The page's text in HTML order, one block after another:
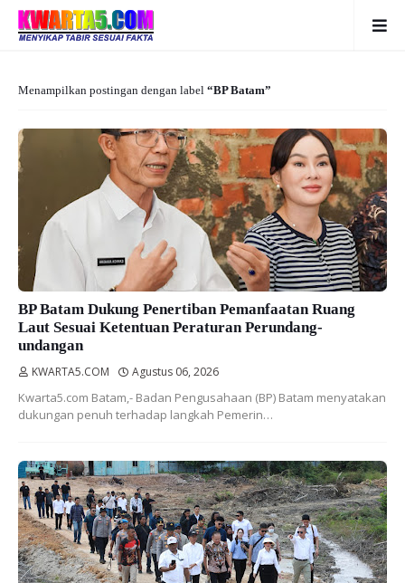
Menampilkan postingan dengan label BP Batam
BP Batam Dukung Penertiban Pemanfaatan Ruang
Laut Sesuai Ketentuan Peraturan Perundang-
undangan
KWARTA5.COM Agustus 06, 2026
Kwarta5.com Batam,- Badan Pengusahaan (BP) Batam menyatakan
dukungan penuh terhadap langkah Pemerin…